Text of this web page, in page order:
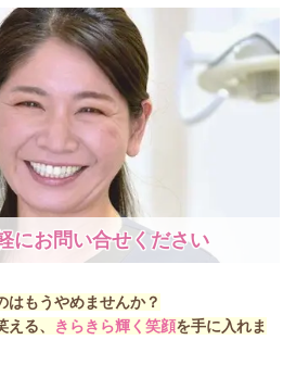
にお問い合せください
はもうやめませんか？
る、
きらきら輝く笑顔を手に入れま